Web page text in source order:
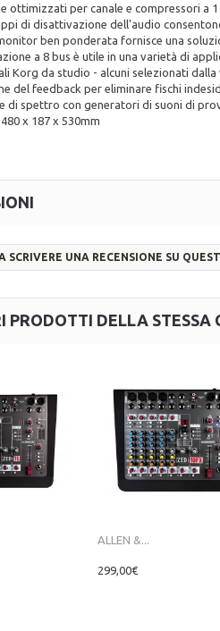
ottimizzati per canale e compressori a
di disattivazione dell'audio
ben ponderata fornisce una
a 8 bus è utile in una varietà di
Korg da studio - alcuni selezionati
del feedback per eliminare fischi
di spettro con generatori di suoni di
x 187 x 530mm
SCRIVERE UNA RECENSIONE SU
PRODOTTI DELLA STESSA
ALLEN &...
299,00€